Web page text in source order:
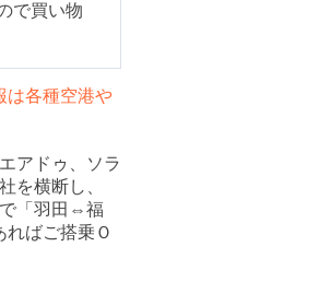
で買い物
は各種空港や
アドゥ、ソラ
を横断し、
で「羽田⇔福
ばご搭乗Ｏ